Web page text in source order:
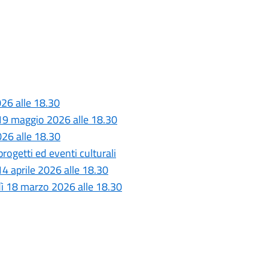
alle 18.30
maggio 2026 alle 18.30
alle 18.30
ed eventi culturali
aprile 2026 alle 18.30
18 marzo 2026 alle 18.30